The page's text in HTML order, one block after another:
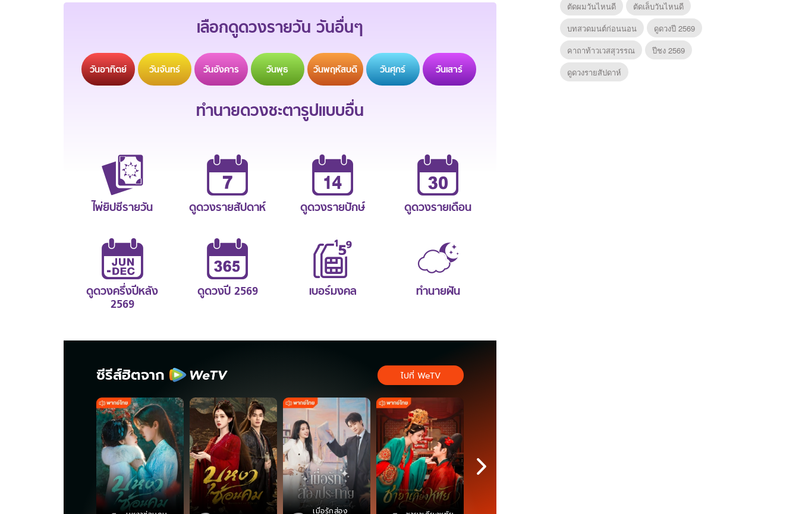
เลือกดูดวงรายวัน วันอื่นๆ
วันอาทิตย์ วันจันทร์ วันอังคาร วันพุธ วันพฤหัสบดี วันศุกร์ วันเสาร์
ทำนายดวงชะตารูปแบบอื่น
ไพ่ยิปซีรายวัน ดูดวงรายสัปดาห์ ดูดวงรายปักษ์ ดูดวงรายเดือน
ดูดวงครึ่งปีหลัง
2569
ดูดวงปี 2569 เบอร์มงคล ทำนายฝัน
ซีรีส์ฮิตจาก
เมื่อรักส่อง
ไปที่ WeTV
ตัดผมวันไหนดี
ตัดเล็บวันไหนดี
บทสวดมนต์ก่อนนอน
ดูดวงปี 2569
คาถาท้าวเวสสุวรรณ
ปีชง 2569
ดูดวงรายสัปดาห์